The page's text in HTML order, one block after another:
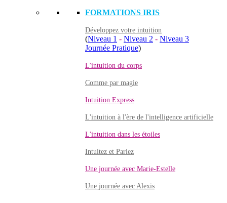
FORMATIONS IRIS
Développez votre intuition
(Niveau 1 - Niveau 2 - Niveau 3
Journée Pratique)
L'intuition du corps
Comme par magie
Intuition Express
L'intuition à l'ère de l'intelligence artificielle
L'intuition dans les étoiles
Intuitez et Pariez
Une journée avec Marie-Estelle
Une journée avec Alexis